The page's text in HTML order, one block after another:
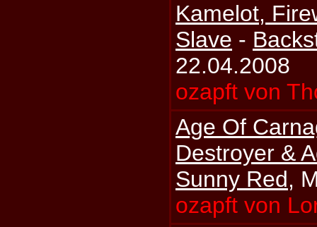
Kamelot,
Slave -
22.04.2008
ozapft von
Age Of
Destroyer &
Sunny Red,
ozapft von